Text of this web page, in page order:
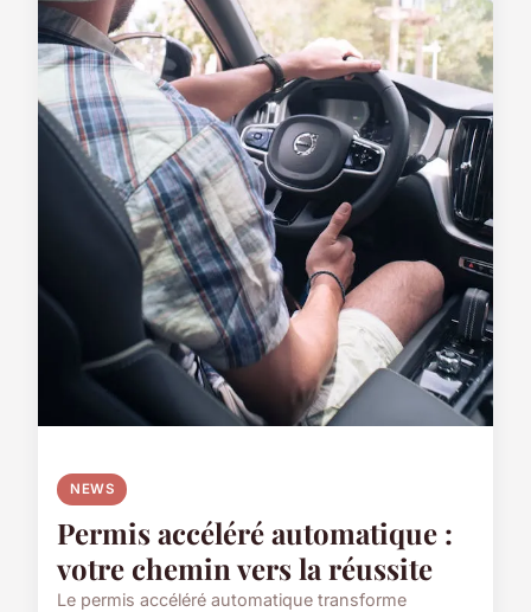
NEWS
Permis accéléré automatique :
votre chemin vers la réussite
Le permis accéléré automatique transforme